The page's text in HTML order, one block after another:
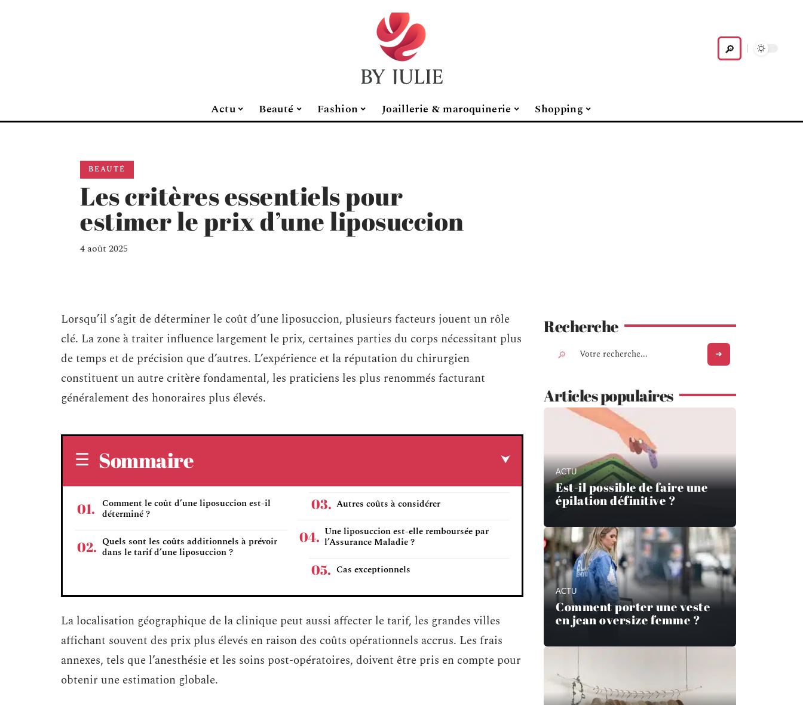
Actu Beauté Fashion Joaillerie & maroquinerie Shopping
BEAUTÉ
Les critères essentiels pour
estimer le prix d’une liposuccion
4 août 2025
Lorsqu’il s’agit de déterminer le coût d’une liposuccion, plusieurs facteurs jouent un rôle
clé. La zone à traiter influence largement le prix, certaines parties du corps nécessitant plus
de temps et de précision que d’autres. L’expérience et la réputation du chirurgien
constituent un autre critère fondamental, les praticiens les plus renommés facturant
généralement des honoraires plus élevés.
Sommaire
Comment le coût d’une liposuccion est-il
déterminé ?
Quels sont les coûts additionnels à prévoir
dans le tarif d’une liposuccion ?
Autres coûts à considérer
Une liposuccion est-elle remboursée par
l’Assurance Maladie ?
Cas exceptionnels
La localisation géographique de la clinique peut aussi affecter le tarif, les grandes villes
affichant souvent des prix plus élevés en raison des coûts opérationnels accrus. Les frais
annexes, tels que l’anesthésie et les soins post-opératoires, doivent être pris en compte pour
obtenir une estimation globale.
Recherche
Articles populaires
ACTU
Est-il possible de faire une
épilation définitive ?
ACTU
Comment porter une veste
en jean oversize femme ?